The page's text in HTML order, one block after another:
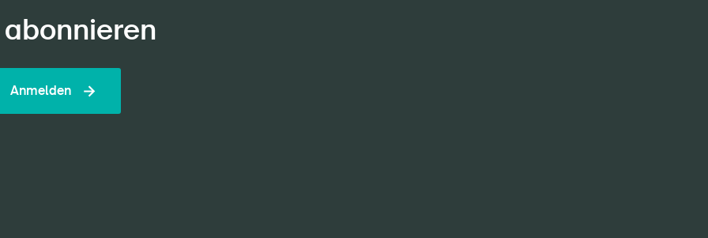
Anmelden